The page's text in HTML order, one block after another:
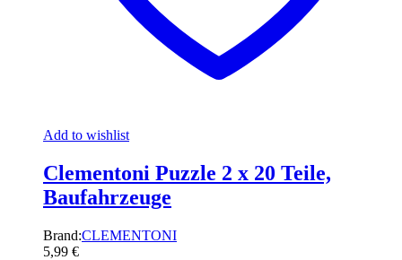
Add to wishlist
Clementoni Puzzle 2 x 20 Teile,
Baufahrzeuge
Brand:CLEMENTONI
5,99 €